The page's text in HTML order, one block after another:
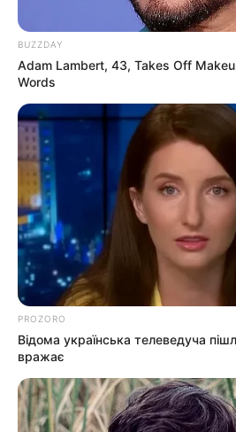
Без рубрики
Культура
Нам пишуть
Партнерські матеріали
Події
Спорт
Схеми
BUZZDAY
Adam Lambert, 43, Takes Off
Words
PROZORO
Відома українська телеведуча
вражає